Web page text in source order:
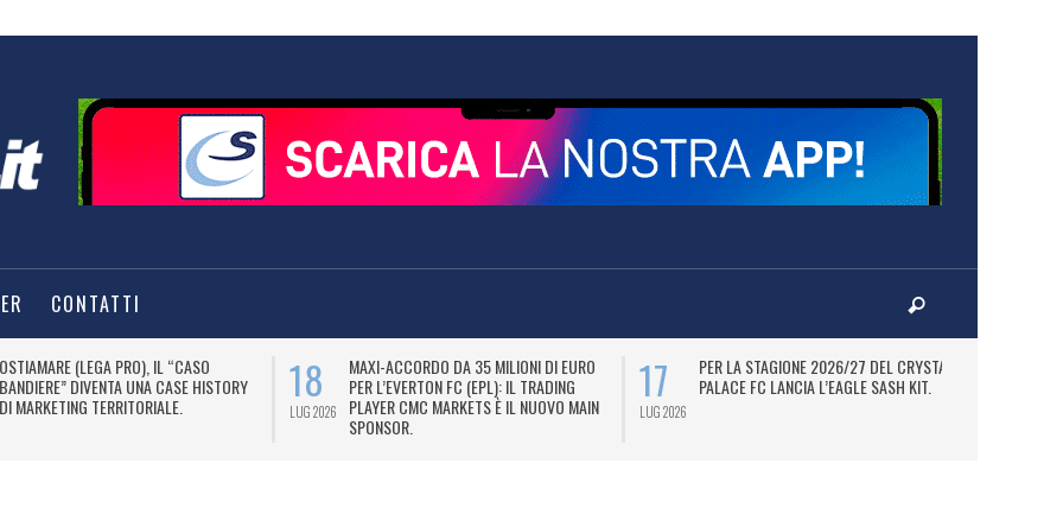
CONTATTI
OSTIAMARE (LEGA PRO), IL “CASO
BANDIERE” DIVENTA UNA CASE HISTORY
DI MARKETING TERRITORIALE.
18
LUG 2026
MAXI-ACCORDO DA 35 MILIONI DI EURO
PER L’EVERTON FC (EPL): IL TRADING
PLAYER CMC MARKETS È IL NUOVO MAIN
SPONSOR.
17
LUG 2026
PER LA STAGIONE 2026/27 DEL CRYSTAL
PALACE FC LANCIA L’EAGLE SASH KIT.